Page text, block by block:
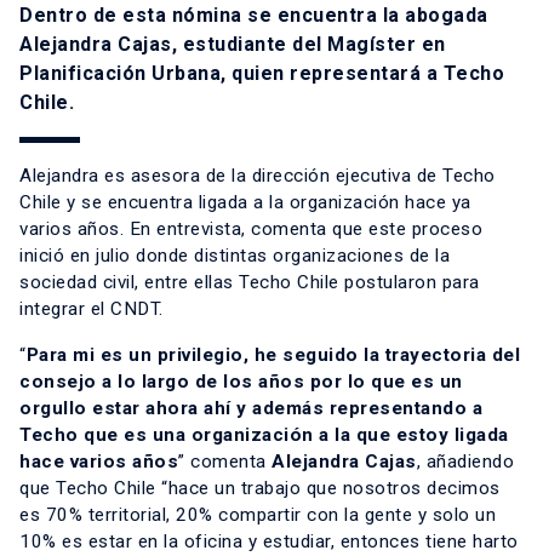
Dentro de esta nómina se encuentra la abogada
Alejandra Cajas, estudiante del Magíster en
Planificación Urbana, quien representará a Techo
Chile.
Alejandra es asesora de la dirección ejecutiva de Techo
Chile y se encuentra ligada a la organización hace ya
varios años. En entrevista, comenta que este proceso
inició en julio donde distintas organizaciones de la
sociedad civil, entre ellas Techo Chile postularon para
integrar el CNDT.
“Para mi es un privilegio, he seguido la trayectoria del
consejo a lo largo de los años por lo que es un
orgullo estar ahora ahí y además representando a
Techo que es una organización a la que estoy ligada
hace varios años” comenta Alejandra Cajas, añadiendo
que Techo Chile “hace un trabajo que nosotros decimos
es 70% territorial, 20% compartir con la gente y solo un
10% es estar en la oficina y estudiar, entonces tiene harto